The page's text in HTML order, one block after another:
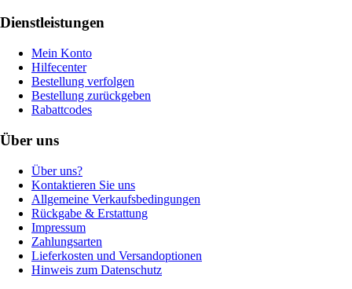
Dienstleistungen
Mein Konto
Hilfecenter
Bestellung verfolgen
Bestellung zurückgeben
Rabattcodes
Über uns
Über uns?
Kontaktieren Sie uns
Allgemeine Verkaufsbedingungen
Rückgabe & Erstattung
Impressum
Zahlungsarten
Lieferkosten und Versandoptionen
Hinweis zum Datenschutz